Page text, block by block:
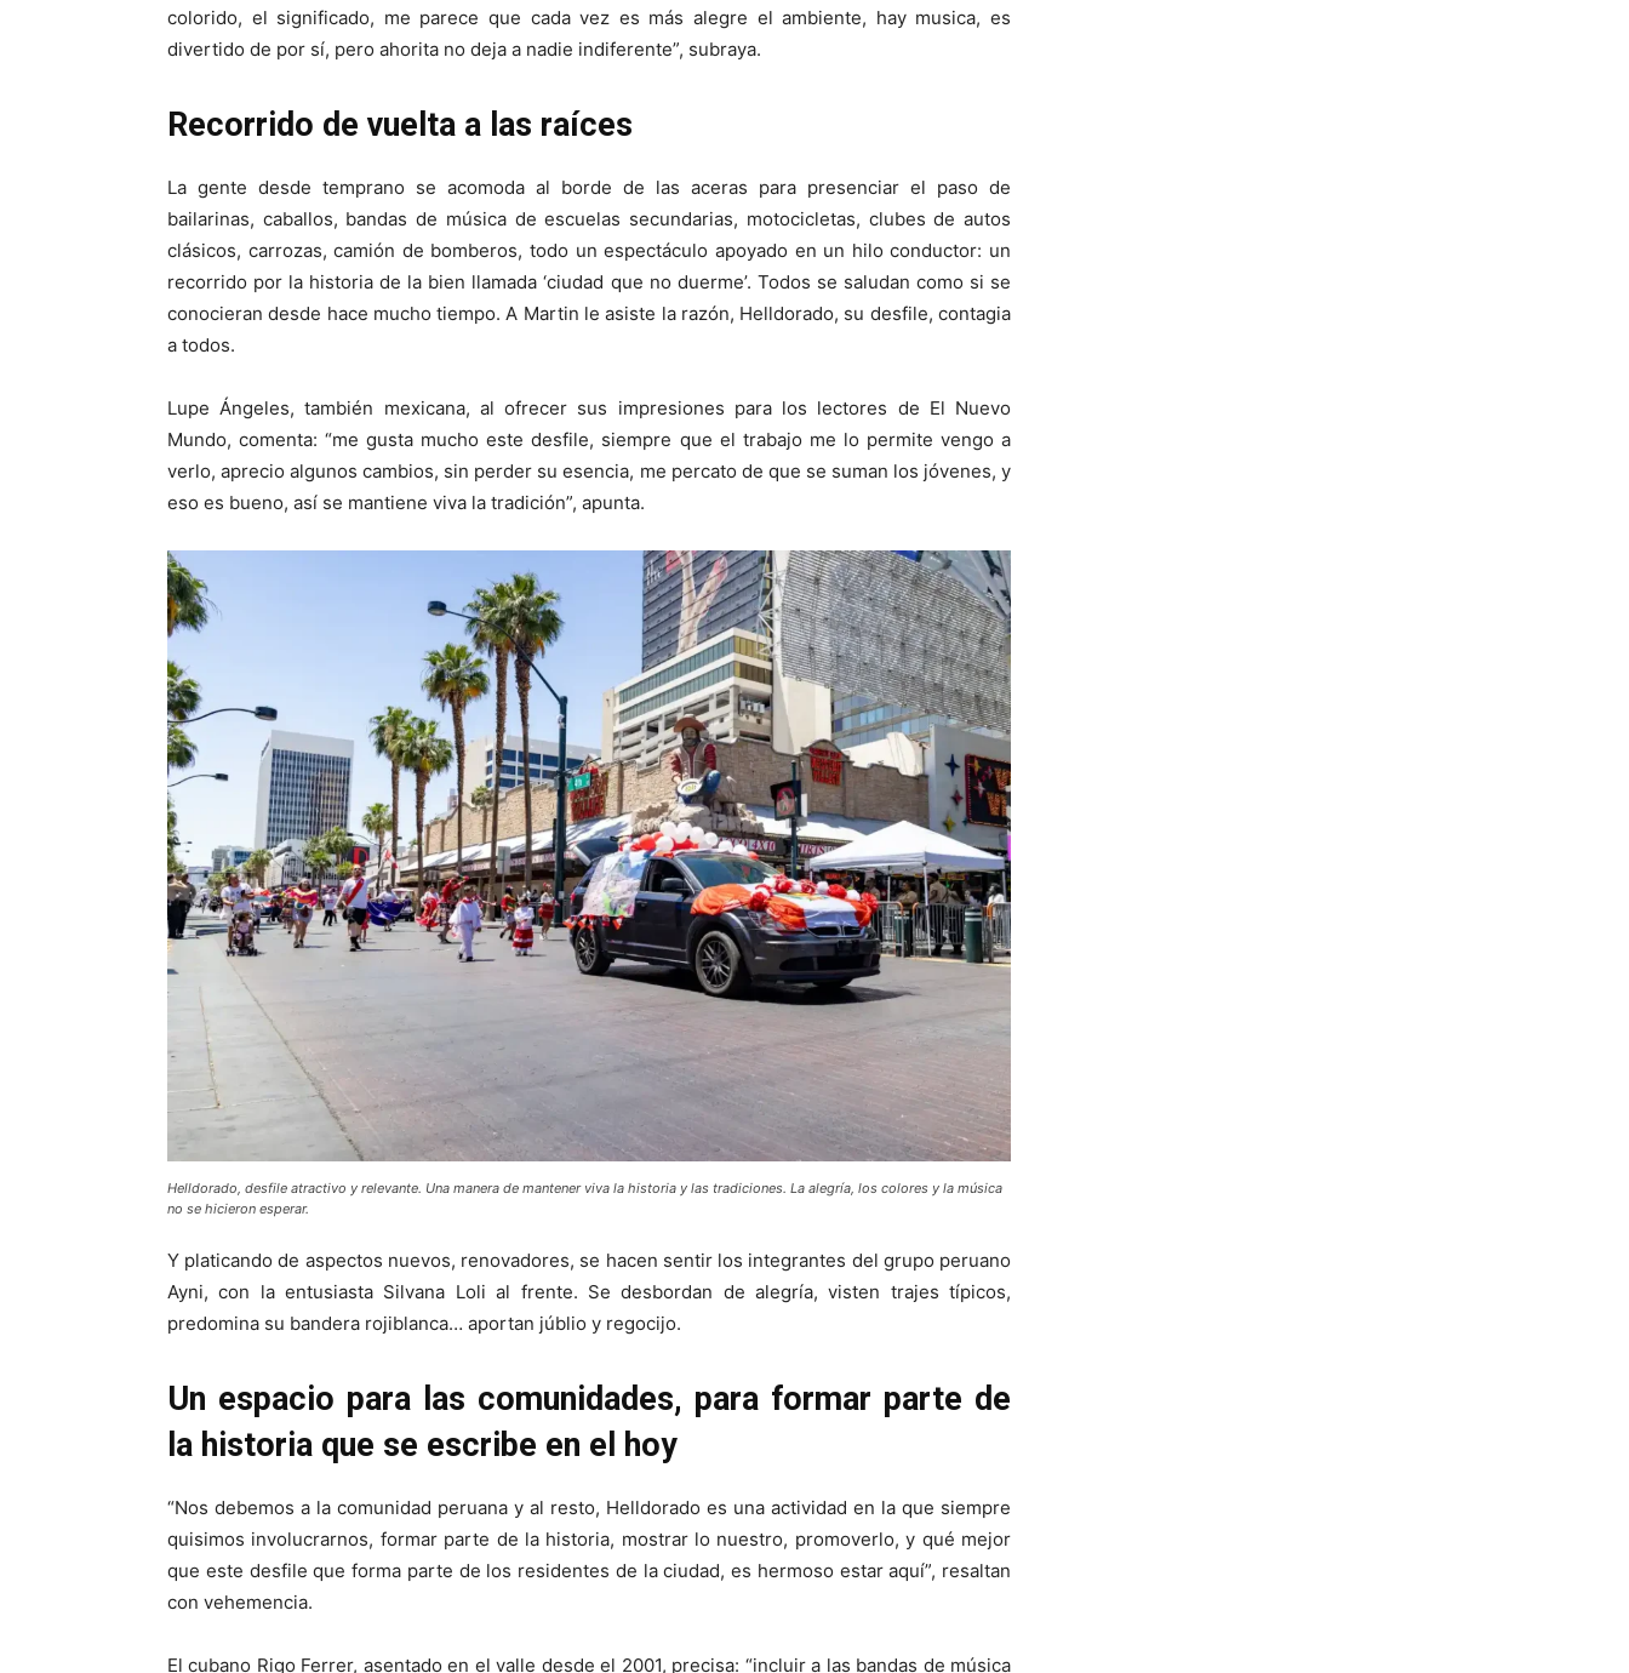
colorido, el significado, me parece que cada vez es más alegre el ambiente, hay musica, es
divertido de por sí, pero ahorita no deja a nadie indiferente”, subraya.
Recorrido de vuelta a las raíces
La gente desde temprano se acomoda al borde de las aceras para presenciar el paso de
bailarinas, caballos, bandas de música de escuelas secundarias, motocicletas, clubes de autos
clásicos, carrozas, camión de bomberos, todo un espectáculo apoyado en un hilo conductor: un
recorrido por la historia de la bien llamada ‘ciudad que no duerme’. Todos se saludan como si se
conocieran desde hace mucho tiempo. A Martin le asiste la razón, Helldorado, su desfile, contagia
a todos.
Lupe Ángeles, también mexicana, al ofrecer sus impresiones para los lectores de El Nuevo
Mundo, comenta: “me gusta mucho este desfile, siempre que el trabajo me lo permite vengo a
verlo, aprecio algunos cambios, sin perder su esencia, me percato de que se suman los jóvenes, y
eso es bueno, así se mantiene viva la tradición”, apunta.
Helldorado, desfile atractivo y relevante. Una manera de mantener viva la historia y las tradiciones. La alegría, los colores y la música
no se hicieron esperar.
Y platicando de aspectos nuevos, renovadores, se hacen sentir los integrantes del grupo peruano
Ayni, con la entusiasta Silvana Loli al frente. Se desbordan de alegría, visten trajes típicos,
predomina su bandera rojiblanca… aportan júblio y regocijo.
Un espacio para las comunidades, para formar parte de
la historia que se escribe en el hoy
“Nos debemos a la comunidad peruana y al resto, Helldorado es una actividad en la que siempre
quisimos involucrarnos, formar parte de la historia, mostrar lo nuestro, promoverlo, y qué mejor
que este desfile que forma parte de los residentes de la ciudad, es hermoso estar aquí”, resaltan
con vehemencia.
El cubano Rigo Ferrer, asentado en el valle desde el 2001, precisa: “incluir a las bandas de música